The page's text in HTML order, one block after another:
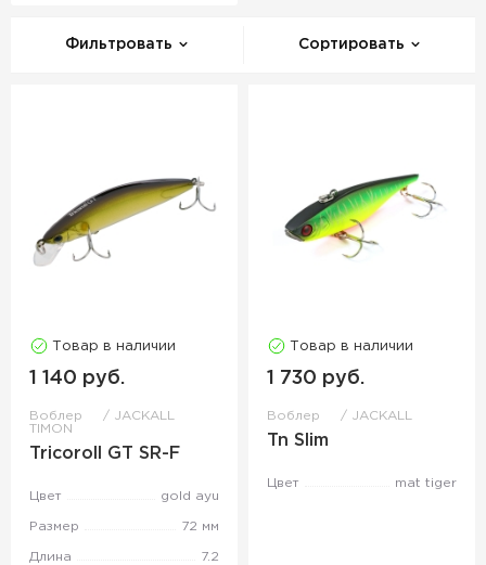
Фильтровать Сортировать
Товар в наличии
1 140 руб.
Воблер
JACKALL
TIMON
Tricoroll GT SR-F
Цвет gold ayu
Размер 72 мм
Длина 7.2
Товар в наличии
1 730 руб.
Воблер JACKALL
Tn Slim
Цвет mat tiger